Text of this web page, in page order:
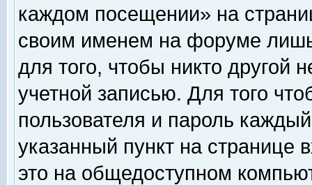
каждом посещении» на
своим именем на форуме
для того, чтобы никто другой
учетной записью. Для того
пользователя и пароль
указанный пункт на
это на общедоступном